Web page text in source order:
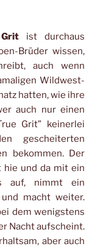
ist durchaus
Brüder wissen,
auch wenn
Wildwest-
hatten, wie ihre
auch nur einen
Grit” keinerlei
gescheiterten
bekommen. Der
hie und da mit ein
auf, nimmt ein
macht weiter.
dem wenigstens
Nacht aufscheint.
aber auch